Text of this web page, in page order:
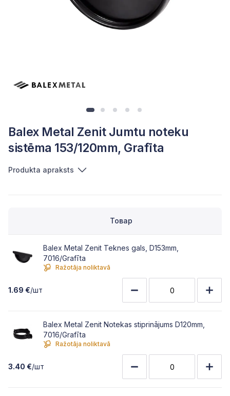
Balex Metal Zenit Jumtu noteku
sistēma 153/120mm, Grafīta
Produkta apraksts
Товар
Balex Metal Zenit Teknes gals, D153mm,
7016/Grafīta
Ražotāja noliktavā
1.69 €/шт
Balex Metal Zenit Notekas stiprinājums D120mm,
7016/Grafīta
Ražotāja noliktavā
3.40 €/шт